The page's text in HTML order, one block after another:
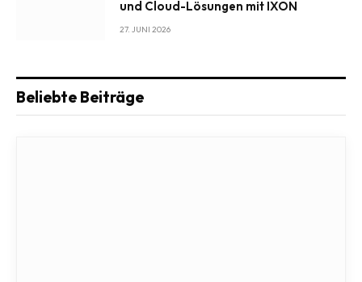
und Cloud-Lösungen mit IXON
27. JUNI 2026
Beliebte Beiträge